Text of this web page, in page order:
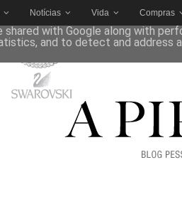
Notícias Vida Compras
site uses cookies from Google to
shared with Google along with
and to detect and address